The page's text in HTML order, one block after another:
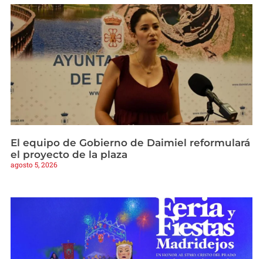
El equipo de Gobierno de Daimiel reformulará
el proyecto de la plaza
agosto 5, 2026